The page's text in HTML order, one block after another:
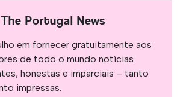
Portugal News
em fornecer gratuitamente aos
de todo o mundo notícias
honestas e imparciais – tanto
impressas.